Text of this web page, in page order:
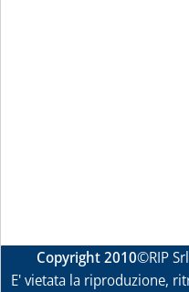
Copyright 2010©RIP
E' vietata la riproduzione,